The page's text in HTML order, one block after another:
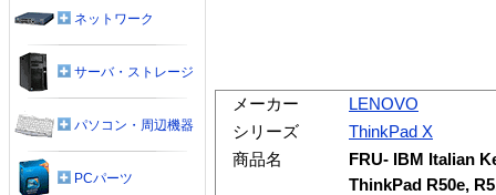
メーカー
LENOVO
シリーズ
ThinkPad X
商品名
FRU- IBM Italian
ThinkPad R50e,
ネットワーク
サーバ・ストレージ
パソコン・周辺機器
PCパーツ